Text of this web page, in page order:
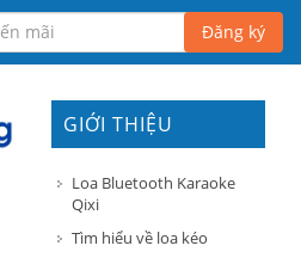
Đăng ký
GIỚI THIỆU
Loa Bluetooth Karaoke
Qixi
Tìm hiểu về loa kéo